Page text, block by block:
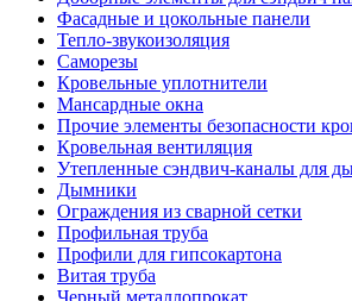
Фасадные и цокольные панели
Тепло-звукоизоляция
Саморезы
Кровельные уплотнители
Мансардные окна
Прочие элементы безопасности
Кровельная вентиляция
Утепленные сэндвич-каналы для
Дымники
Ограждения из сварной сетки
Профильная труба
Профили для гипсокартона
Витая труба
Черный металлопрокат